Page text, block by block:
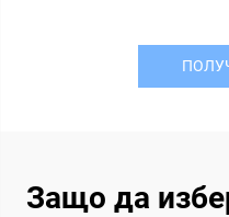
Защо да